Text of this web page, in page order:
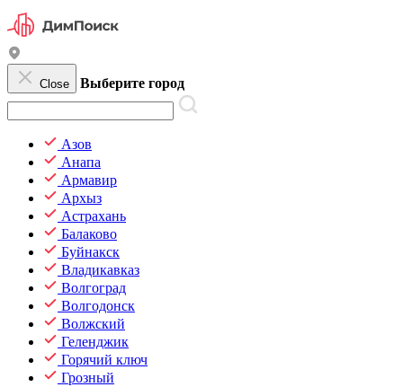
Close Выберите город
Азов
Анапа
Армавир
Архыз
Астрахань
Балаково
Буйнакск
Владикавказ
Волгоград
Волгодонск
Волжский
Геленджик
Горячий ключ
Грозный